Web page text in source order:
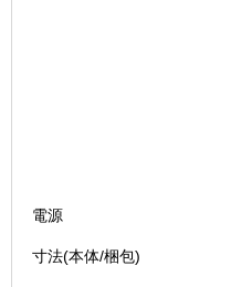
電源
寸法(本体/梱包)